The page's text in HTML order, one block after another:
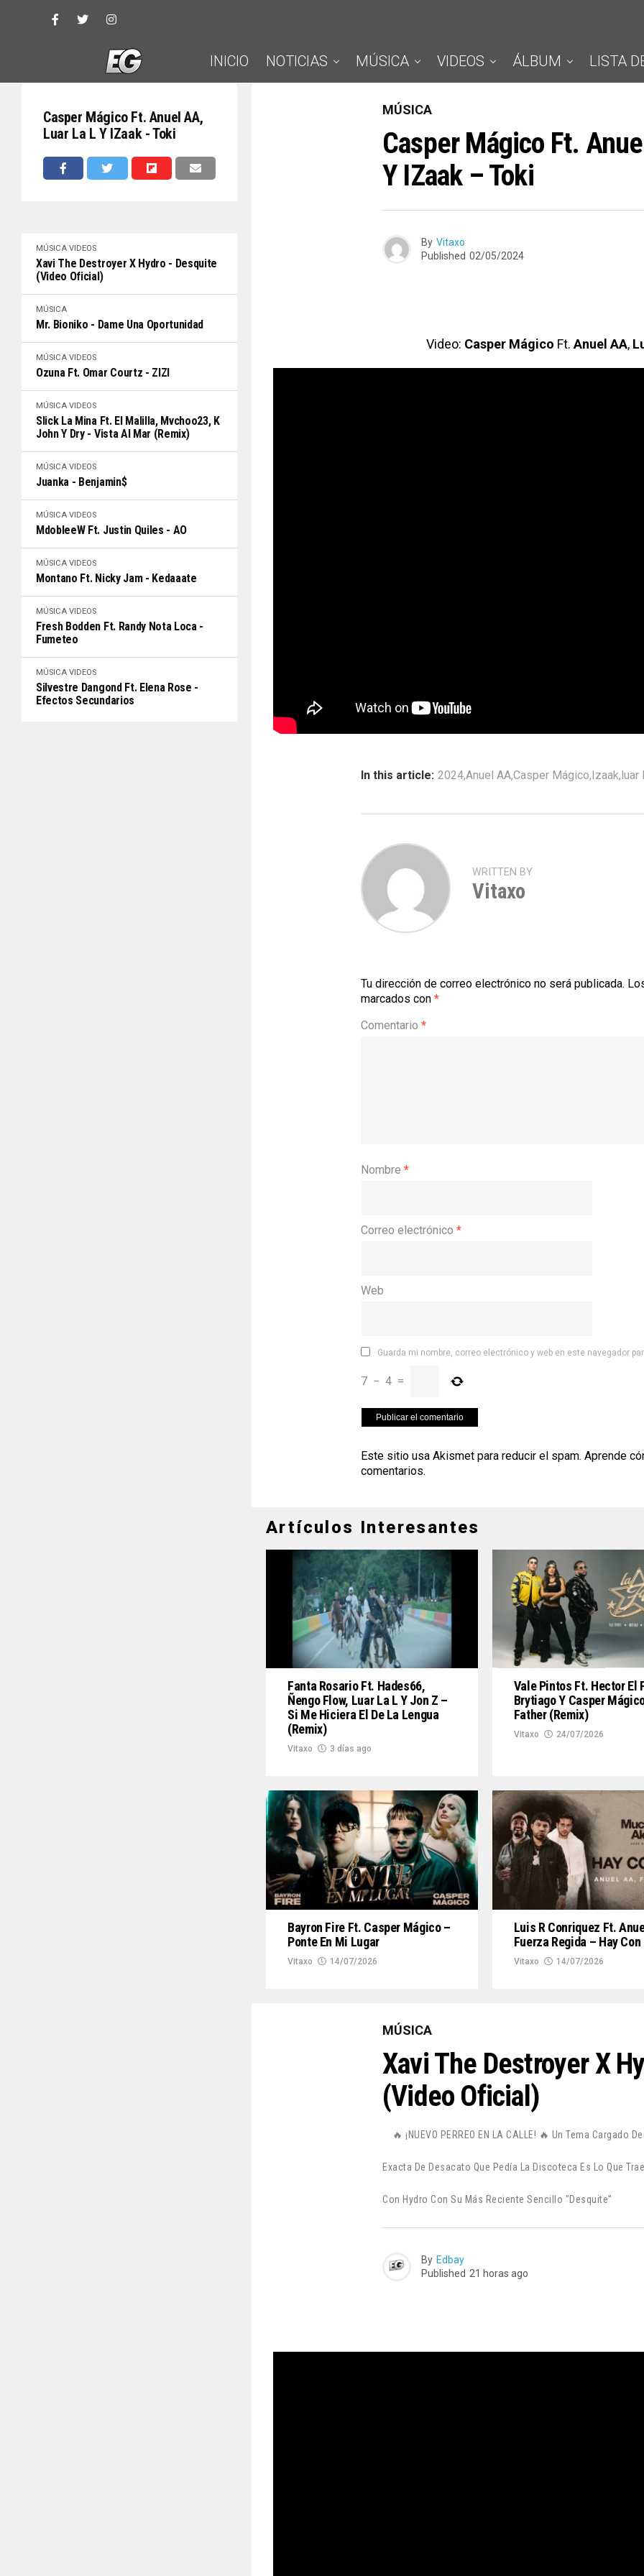
INICIO NOTICIAS MÚSICA VIDEOS ÁLBUM LISTA
Casper Mágico Ft. Anuel AA,
Luar La L Y IZaak - Toki
MÚSICA VIDEOS
Xavi The Destroyer X Hydro - Desquite
(Video Oficial)
MÚSICA
Mr. Bioniko - Dame Una Oportunidad
MÚSICA VIDEOS
Ozuna Ft. Omar Courtz - ZIZI
MÚSICA VIDEOS
Slick La Mina Ft. El Malilla, Mvchoo23, K
John Y Dry - Vista Al Mar (Remix)
MÚSICA VIDEOS
Juanka - Benjamin$
MÚSICA VIDEOS
MdobleeW Ft. Justin Quiles - AO
MÚSICA VIDEOS
Montano Ft. Nicky Jam - Kedaaate
MÚSICA VIDEOS
Fresh Bodden Ft. Randy Nota Loca -
Fumeteo
MÚSICA VIDEOS
Silvestre Dangond Ft. Elena Rose -
Efectos Secundarios
MÚSICA
Casper Mágico Ft.
Y IZaak – Toki
By Vitaxo
Published 02/05/2024
Video: Casper Mágico Ft. Anuel AA,
In this article: 2024,Anuel AA,Casper Mágico,Izaak,luar
WRITTEN BY
Vitaxo
Tu dirección de correo electrónico no será publicada.
marcados con *
Comentario *
Nombre *
Correo electrónico *
Web
Guarda mi nombre, correo electrónico y web en este navegador
7 − 4 =
Este sitio usa Akismet para reducir el spam. Aprende
comentarios.
Artículos Interesantes
Fanta Rosario Ft. Hades66,
Ñengo Flow, Luar La L Y Jon Z –
Si Me Hiciera El De La Lengua
(Remix)
Vitaxo 3 días ago
Vale Pintos Ft. Hector El
Brytiago Y Casper
Father (Remix)
Vitaxo 24/07/2026
Bayron Fire Ft. Casper Mágico –
Ponte En Mi Lugar
Vitaxo 14/07/2026
Luis R Conriquez Ft.
Fuerza Regida – Hay Con
Vitaxo 14/07/2026
MÚSICA
Xavi The Destroyer X
(Video Oficial)
🔥 ¡NUEVO PERREO EN LA CALLE! 🔥 Un Tema Cargado
Exacta De Desacato Que Pedía La Discoteca Es Lo Que
Con Hydro Con Su Más Reciente Sencillo "Desquite"
By Edbay
Published 21 horas ago